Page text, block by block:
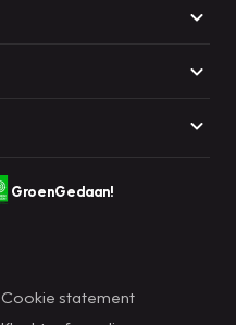
GroenGedaan!
Cookie statement